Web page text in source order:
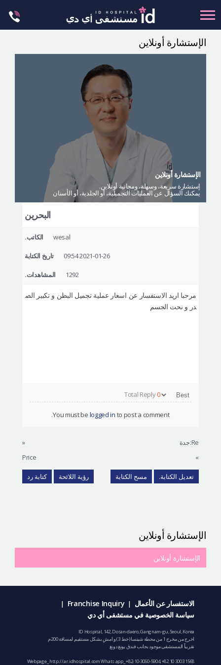
to
content
العمليات البسيطة
العيادة الجلدية
الإستشارة أونلاين
الإستشارة أونلاين
إستشارة سريعة، وسهلة، ومجانية أونلاين.
يمكنك السؤال عن العمليات التجميلية، أو الجلدية، أو الأسنان
البحرين
الكاتب. wesal
تاريخ الكتابة 2021-01-26 09:54
المشاهدات. 1292
مرحبا اريد الاستفسار عن اسعار عملية تجميل البطن و تكبير الص
در و نحت الجسم
Total Reply0
You must be logged in to post a comment.
«
Re:جدة
Price
»
رؤية اللائحة كتابة رد تعديل الكتابة. مسح الكتابة
الإستشارة أونلاين
الإستشارة أونلاين
الاستفسار عن الأعمال Franchise Inquiry
سياسة الخصوصية في مستشفى أي دي
ID Hospital, 142, Dosan-daero, Gangnam-gu, Seoul, Korea
اخرج من مخرج 1 من محطة شينسا (خط 3) و امشِ بشكل مستقيم لمسافة 200م
تقريباً المستشفى موجود بجانب فندق يونغ دونغ
Webpage_ http://ar.idhospital.com Whats app_+82-10-3060-5904,+82 10 3003 1568